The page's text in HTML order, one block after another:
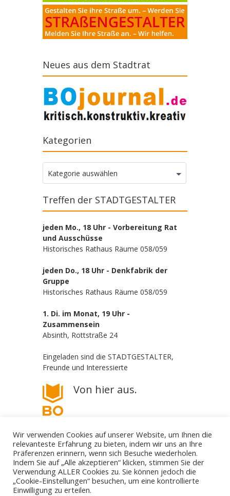
Neues aus dem Stadtrat
Kategorien
Kategorien
Kategorie auswählen
Treffen der STADTGESTALTER
jeden Mo., 18 Uhr - Vorbereitung Rat
und Ausschüsse
Historisches Rathaus Räume 058/059
jeden Do., 18 Uhr - Denkfabrik der
Gruppe
Historisches Rathaus Räume 058/059
1. Di. im Monat, 19 Uhr -
Zusammensein
Absinth, Rottstraße 24
Eingeladen sind die STADTGESTALTER,
Freunde und Interessierte
Von hier aus.
Die STADTGESTALTER - politisch aber parteilos
Gestalte deine Stadt. - Für Bürgerbeteiligung! - Gegen
Wir verwenden Cookies auf unserer Website, um Ihnen die
relevanteste Erfahrung zu bieten, indem wir uns an Ihre
Präferenzen erinnern, wenn sich Besuche wiederholen.
Indem Sie auf „Alle akzeptieren“ klicken, stimmen Sie der
Verwendung ALLER Cookies zu. Sie können jedoch die
„Cookie-Einstellungen“ besuchen, um eine kontrollierte
Einwilligung zu erteilen.